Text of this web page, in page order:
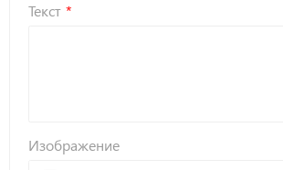
Текст
Изображение